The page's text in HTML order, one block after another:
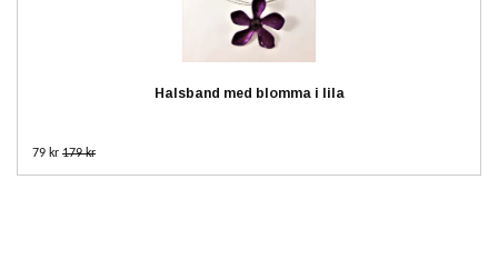
Halsband med blomma i lila
79 kr 179 kr